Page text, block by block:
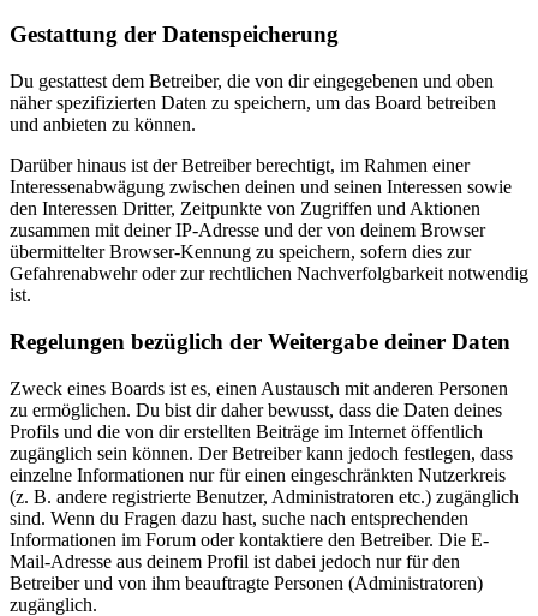
Gestattung der Datenspeicherung
Du gestattest dem Betreiber, die von dir eingegebenen und oben
näher spezifizierten Daten zu speichern, um das Board betreiben
und anbieten zu können.
Darüber hinaus ist der Betreiber berechtigt, im Rahmen einer
Interessenabwägung zwischen deinen und seinen Interessen sowie
den Interessen Dritter, Zeitpunkte von Zugriffen und Aktionen
zusammen mit deiner IP-Adresse und der von deinem Browser
übermittelter Browser-Kennung zu speichern, sofern dies zur
Gefahrenabwehr oder zur rechtlichen Nachverfolgbarkeit notwendig
ist.
Regelungen bezüglich der Weitergabe deiner Daten
Zweck eines Boards ist es, einen Austausch mit anderen Personen
zu ermöglichen. Du bist dir daher bewusst, dass die Daten deines
Profils und die von dir erstellten Beiträge im Internet öffentlich
zugänglich sein können. Der Betreiber kann jedoch festlegen, dass
einzelne Informationen nur für einen eingeschränkten Nutzerkreis
(z. B. andere registrierte Benutzer, Administratoren etc.) zugänglich
sind. Wenn du Fragen dazu hast, suche nach entsprechenden
Informationen im Forum oder kontaktiere den Betreiber. Die E-
Mail-Adresse aus deinem Profil ist dabei jedoch nur für den
Betreiber und von ihm beauftragte Personen (Administratoren)
zugänglich.